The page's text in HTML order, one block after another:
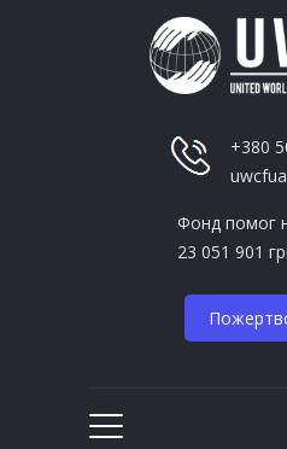
+380
Фонд помог
23 051 901